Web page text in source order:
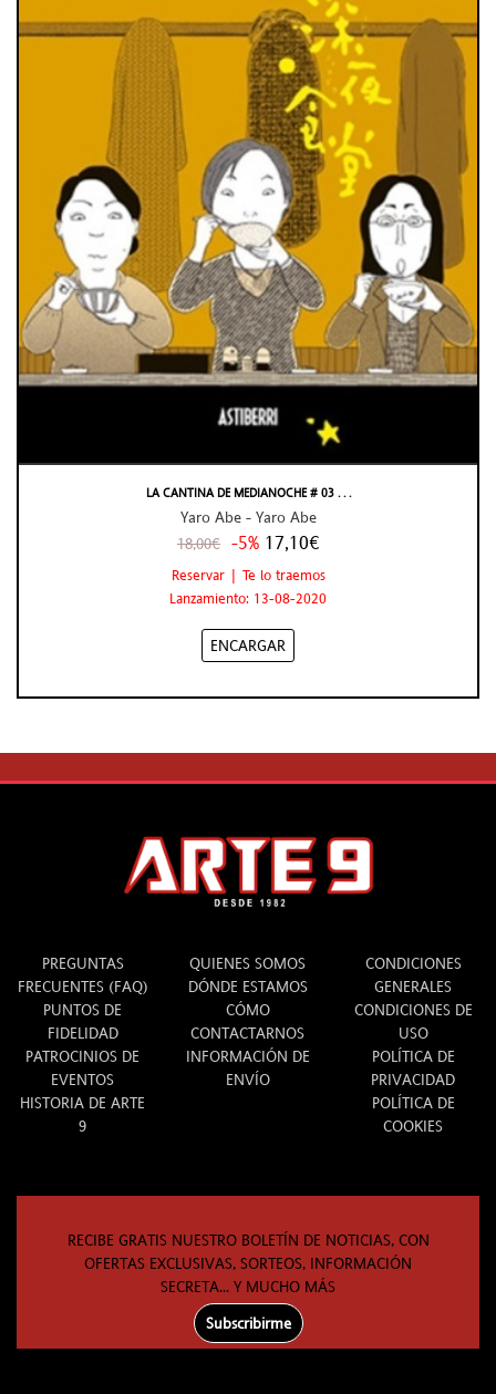
LA CANTINA DE MEDIANOCHE # 03 . . .
Yaro Abe - Yaro Abe
18,00€ -5% 17,10€
Reservar | Te lo traemos
Lanzamiento: 13-08-2020
ENCARGAR
PREGUNTAS
FRECUENTES (FAQ)
PUNTOS DE
FIDELIDAD
PATROCINIOS DE
EVENTOS
HISTORIA DE ARTE
9
QUIENES SOMOS
DÓNDE ESTAMOS
CÓMO
CONTACTARNOS
INFORMACIÓN DE
ENVÍO
CONDICIONES
GENERALES
CONDICIONES DE
USO
POLÍTICA DE
PRIVACIDAD
POLÍTICA DE
COOKIES
RECIBE GRATIS NUESTRO BOLETÍN DE NOTICIAS, CON
OFERTAS EXCLUSIVAS, SORTEOS, INFORMACIÓN
SECRETA... Y MUCHO MÁS
Subscribirme